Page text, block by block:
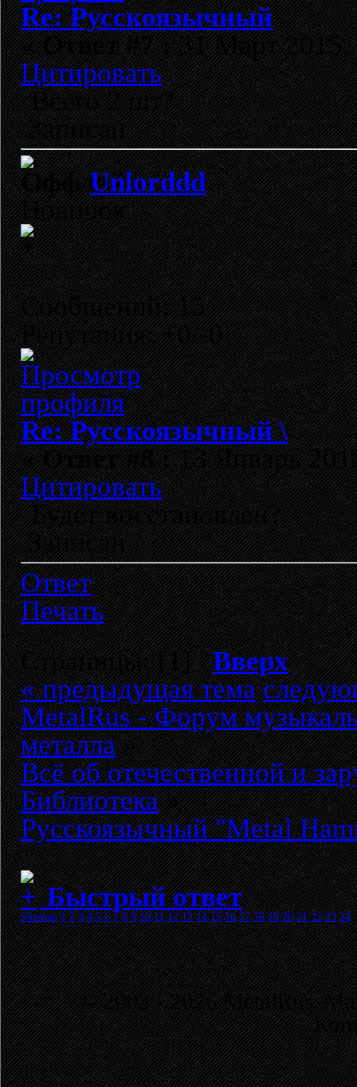
Re: Русскоязычный
«Ответ #7 :31 Март 2015,
Цитировать
Всего 2 шт?
Записан
Unlorddd
Новичок
Сообщений: 15
Репутация: +0/-0
Re: Русскоязычный \
«Ответ #8 :13 Январь
Цитировать
Будет восстановлен?
Записан
Ответ
Печать
Страницы: [1]Вверх
« предыдущая тема
MetalRus - Форум
металла»
Всё об отечественной и
Библиотека»
Русскоязычный "Metal
Быстрый ответ
Sitemap 1 2 3 4 5 6 7 8 9 10 11 12 13 14 15 16 17 18 19 20 21 22 23 24
© 2003 - 2026 MetalRus.